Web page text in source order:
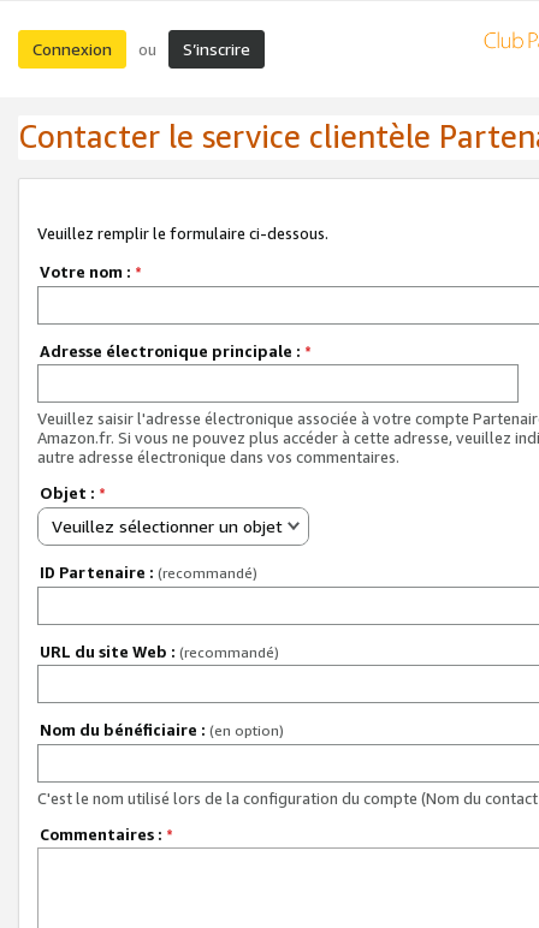
Connexion ou S’inscrire
Contacter le service clientèle
Veuillez remplir le formulaire ci-dessous.
Votre nom : *
Adresse électronique principale : *
Veuillez saisir l'adresse électronique associée à votre compte
Amazon.fr. Si vous ne pouvez plus accéder à cette adresse, veuillez
autre adresse électronique dans vos commentaires.
Objet : *
Veuillez sélectionner un objet
ID Partenaire : (recommandé)
URL du site Web : (recommandé)
Nom du bénéficiaire : (en option)
C'est le nom utilisé lors de la configuration du compte (Nom du
Commentaires : *